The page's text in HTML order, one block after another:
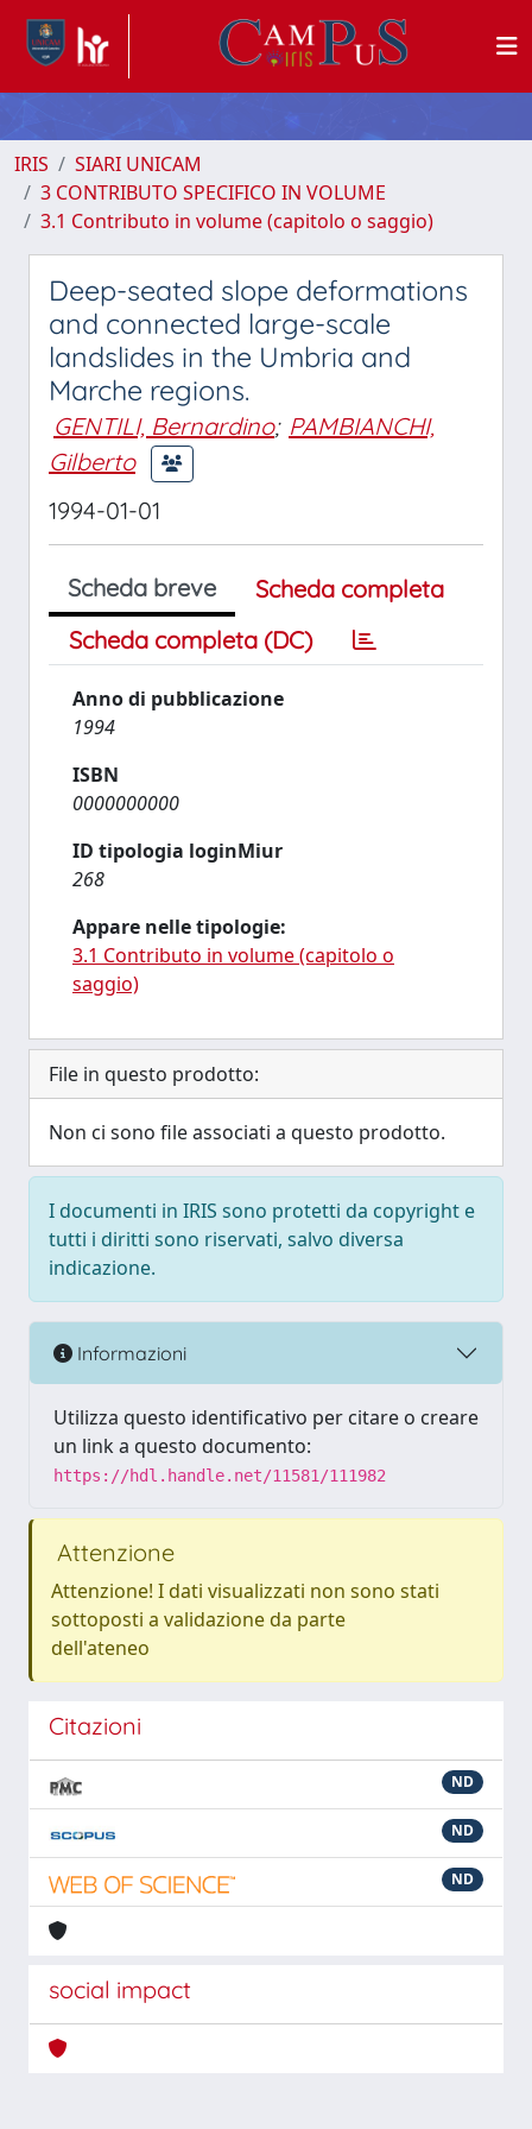
IRIS
SIARI UNICAM
3 CONTRIBUTO SPECIFICO IN VOLUME
3.1 Contributo in volume (capitolo o saggio)
Deep-seated slope deformations
and connected large-scale
landslides in the Umbria and
Marche regions.
GENTILI, Bernardino; PAMBIANCHI,
Gilberto
1994-01-01
Scheda breve
Scheda completa
Scheda completa (DC)
Anno di pubblicazione
1994
ISBN
0000000000
ID tipologia loginMiur
268
Appare nelle tipologie:
3.1 Contributo in volume (capitolo o
saggio)
File in questo prodotto:
Non ci sono file associati a questo prodotto.
I documenti in IRIS sono protetti da copyright e
tutti i diritti sono riservati, salvo diversa
indicazione.
Informazioni
Utilizza questo identificativo per citare o creare
un link a questo documento:
https://hdl.handle.net/11581/111982
Attenzione
Attenzione! I dati visualizzati non sono stati
sottoposti a validazione da parte
dell'ateneo
Citazioni
ND
ND
ND
social impact